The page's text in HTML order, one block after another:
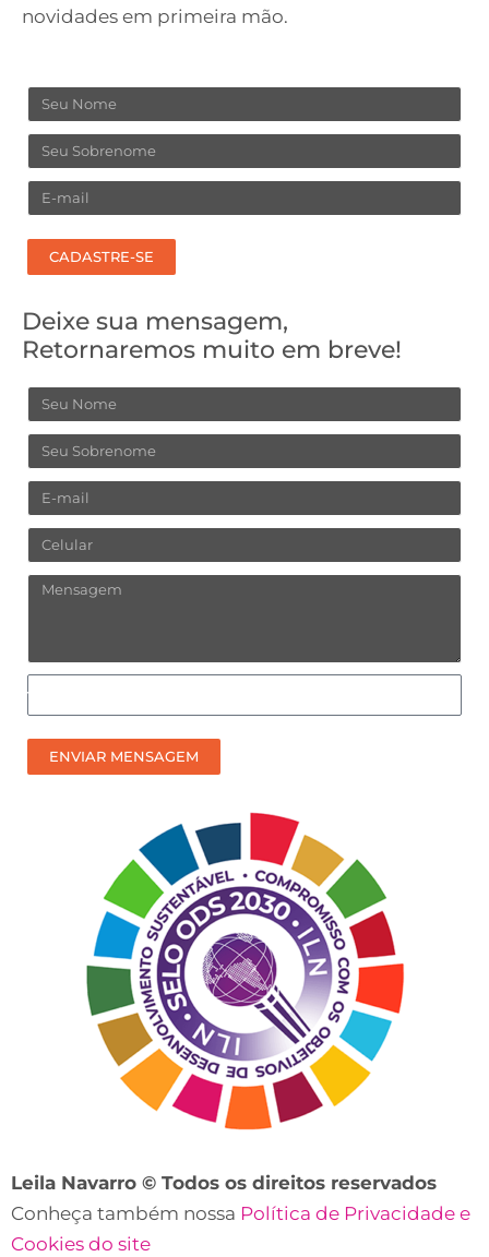
novidades em primeira mão.
Nome
Sobrenome
Email
CADASTRE-SE
Deixe sua mensagem,
Retornaremos muito em breve!
Nome
Sobrenome
Email
Celular
Mensagem
Como
prefere
receber
nosso
ENVIAR MENSAGEM
Leila Navarro © Todos os direitos reservados
Conheça também nossa Política de Privacidade e
Cookies do site